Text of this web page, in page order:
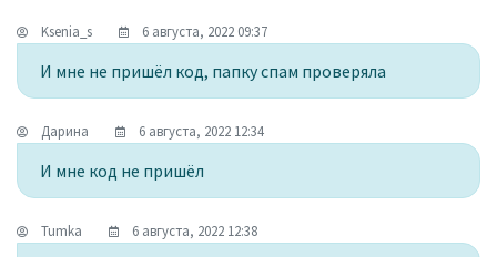
Ksenia_s 6 августа, 2022 09:37
И мне не пришёл код, папку спам проверяла
Дарина 6 августа, 2022 12:34
И мне код не пришёл
Tumka 6 августа, 2022 12:38